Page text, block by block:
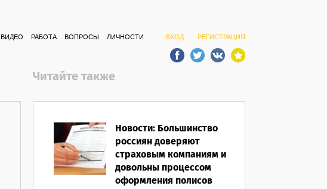
ВХОД РЕГИСТРАЦИЯ
ВИДЕО РАБОТА ВОПРОСЫ ЛИЧНОСТИ
Читайте также
Новости: Большинство
россиян доверяют
страховым компаниям и
довольны процессом
оформления полисов